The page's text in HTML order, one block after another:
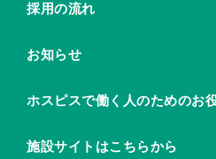
採用の流れ
お知らせ
ホスピスで働く人のためのお
施設サイトはこちらから